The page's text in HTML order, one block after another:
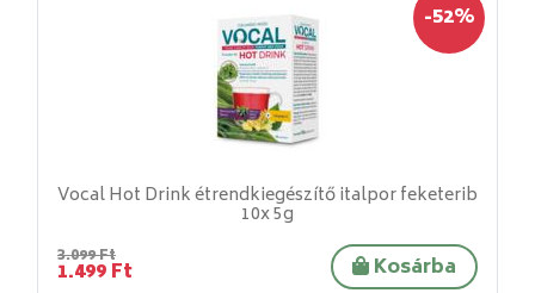
-52%
Vocal Hot Drink étrendkiegészítő italpor feketerib
10x 5g
3.099 Ft
1.499 Ft Kosárba